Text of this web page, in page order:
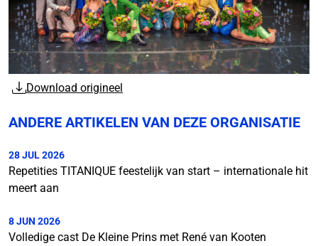
Download origineel
ANDERE ARTIKELEN VAN DEZE ORGANISATIE
28 JUL 2026
Repetities TITANIQUE feestelijk van start – internationale hit
meert aan
8 JUN 2026
Volledige cast De Kleine Prins met René van Kooten